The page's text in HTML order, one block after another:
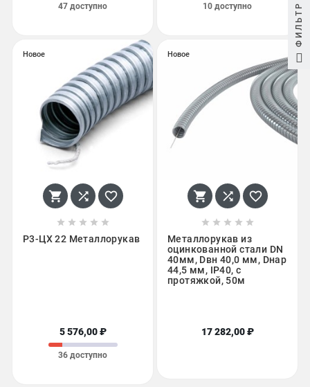
47 доступно 10 доступно
Новое
  
    
Р3-ЦХ 22 Металлорукав
5 576,00 ₽
36 доступно
Новое
  
    
Металлорукав из
оцинкованной стали DN
40мм, Dвн 40,0 мм, Dнар
44,5 мм, IP40, с
протяжкой, 50м
17 282,00 ₽
ФИЛЬТР